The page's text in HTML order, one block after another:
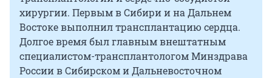
хирургии. Первым в Сибири и на Дальнем
Востоке выполнил трансплантацию сердца.
Долгое время был главным внештатным
специалистом-трансплантологом Минздрава
России в Сибирском и Дальневосточном